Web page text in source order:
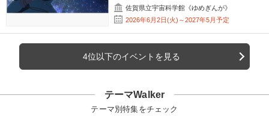
佐賀県立宇宙科学館《ゆめぎんが》
2026年6月2日(火)～2027年5月予定
4位以下のイベントを見る
テーマWalker
テーマ別特集をチェック